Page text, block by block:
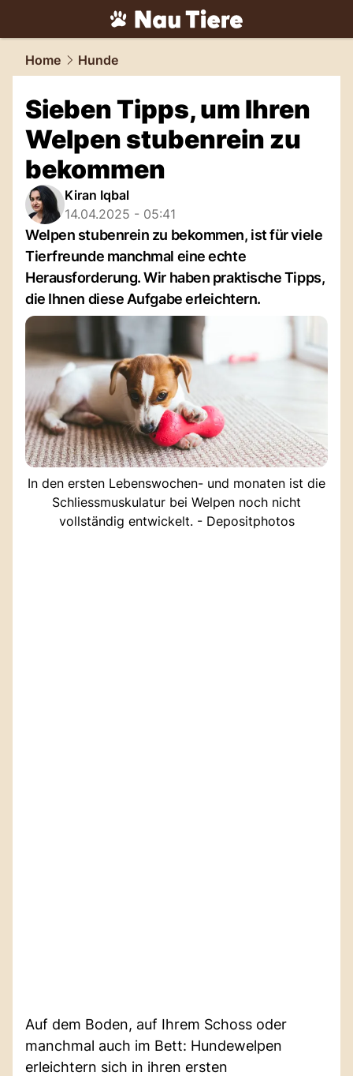
tiere.NAU.ch
Home Hunde
Sieben Tipps, um Ihren
Welpen stubenrein zu
bekommen
Kiran Iqbal
14.04.2025 - 05:41
Welpen stubenrein zu bekommen, ist für viele
Tierfreunde manchmal eine echte
Herausforderung. Wir haben praktische Tipps,
die Ihnen diese Aufgabe erleichtern.
In den ersten Lebenswochen- und monaten ist die
Schliessmuskulatur bei Welpen noch nicht
vollständig entwickelt. - Depositphotos
Auf dem Boden, auf Ihrem Schoss oder
manchmal auch im Bett: Hundewelpen
erleichtern sich in ihren ersten